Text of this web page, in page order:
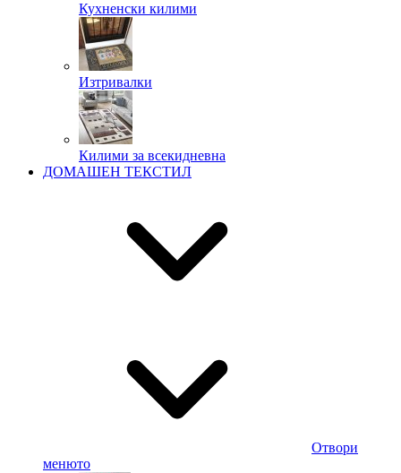
Кухненски килими
Изтривалки
Килими за всекидневна
ДОМАШЕН ТЕКСТИЛ
Отвори
менюто